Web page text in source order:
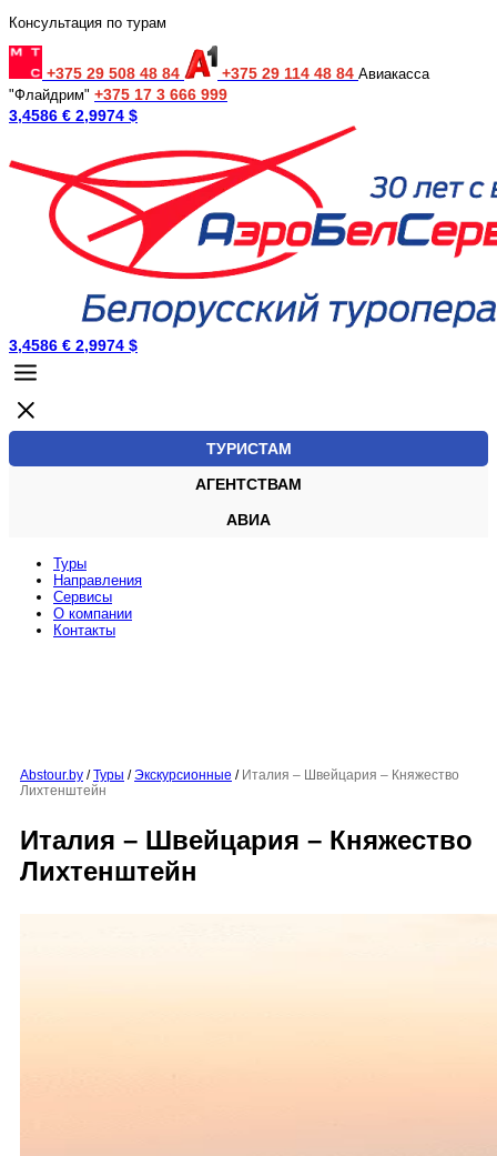
Консультация по турам
+375 29 508 48 84 +375 29 114 48 84 Авиакасса
"Флайдрим" +375 17 3 666 999
3,4586 € 2,9974 $
3,4586 € 2,9974 $
ТУРИСТАМ
АГЕНТСТВАМ
АВИА
Туры
Направления
Сервисы
O компании
Контакты
Abstour.by / Туры / Экскурсионные / Италия – Швейцария – Княжество
Лихтенштейн
Италия – Швейцария – Княжество
Лихтенштейн